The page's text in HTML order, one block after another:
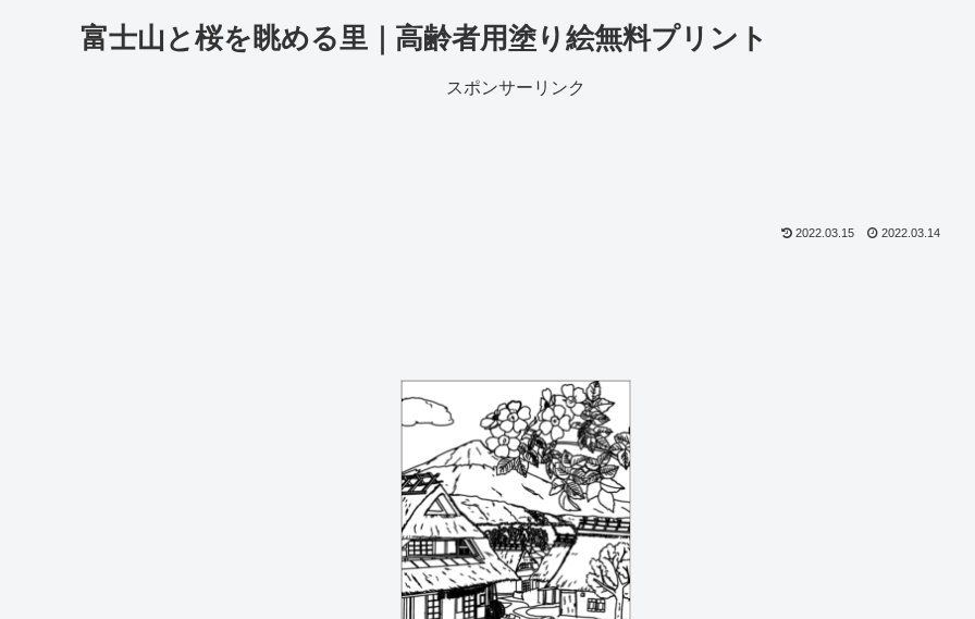
富士山と桜を眺める里｜高齢者用塗り絵無料プリント
スポンサーリンク
2022.03.15 2022.03.14